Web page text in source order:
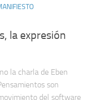
la expresión
la charla de Eben
son
del software